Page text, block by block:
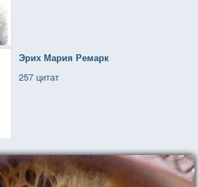
Эрих Мария Ремарк
257 цитат